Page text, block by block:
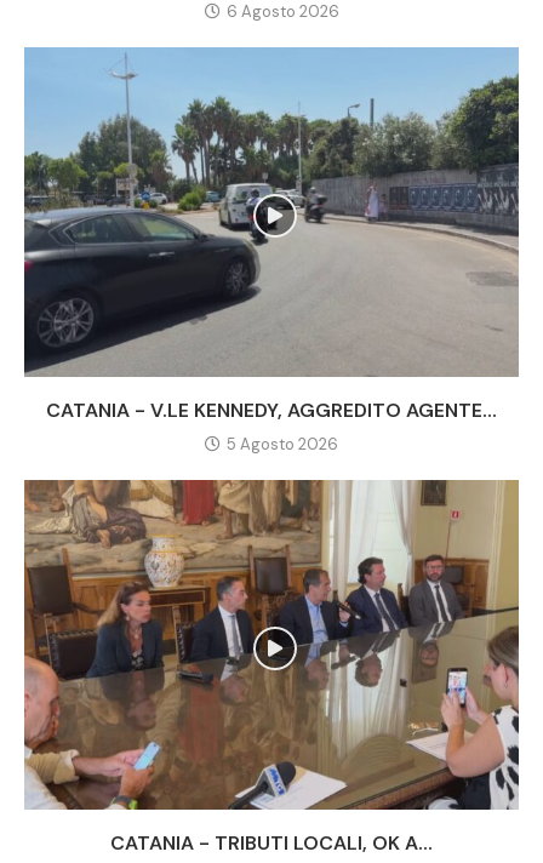
6 Agosto 2026
CATANIA - V.LE KENNEDY, AGGREDITO AGENTE...
5 Agosto 2026
CATANIA - TRIBUTI LOCALI, OK A...